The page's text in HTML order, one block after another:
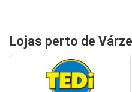
Lojas perto de